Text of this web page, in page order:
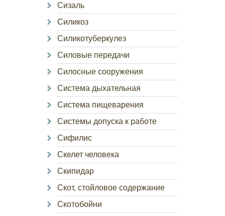
Сизаль
Силикоз
Силикотуберкулез
Силовые передачи
Силосные сооружения
Система дыхательная
Система пищеварения
Системы допуска к работе
Сифилис
Скелет человека
Скипидар
Скот, стойловое содержание
Скотобойни